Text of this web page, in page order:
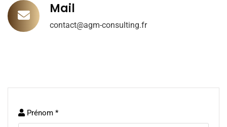
Mail
contact@agm-consulting.fr
Prénom *